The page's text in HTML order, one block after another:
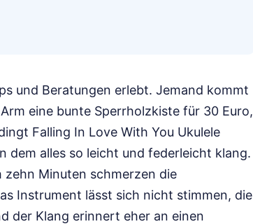
und Beratungen erlebt. Jemand kommt
eine bunte Sperrholzkiste für 30 Euro,
Falling In Love With You Ukulele
dem alles so leicht und federleicht klang.
Minuten schmerzen die
Instrument lässt sich nicht stimmen, die
der Klang erinnert eher an einen